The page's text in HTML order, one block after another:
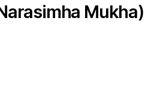
Narasimha Mukha)